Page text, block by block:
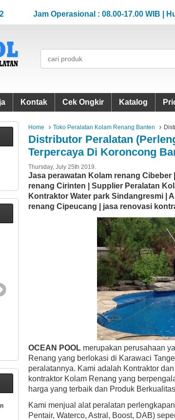
Jam Operasional : 08.00-17.00 WIB | Hub
Kontak Cek Ongkir Katalog
Home Toko Peralatan Kolam Renang Banten
Distributor Peralatan
Terpercaya Di Koroncong
Thursday, July 25th 2019.
Jasa perawatan Kolam renang
renang Cirinten | Supplier Peralatan
Kontraktor Water park Sindangresmi |
renang Cipeucang | jasa renovasi
OCEAN POOL merupakan perusahaan
Renang yang berlokasi di Karawaci
peralatannya. Kami adalah Kontraktor
kontraktor Kolam Renang yang
harga yang terbaik dan Produk
Kami menjual alat peralatan
Pentair, Waterco, Astral, Boost, DAB)
Inch Opening
Inlet Fitting
BEST SELLER
Hayward SP0583L30 AstroLite Pool Light,
Thermoplastic Face Rim, 120-Volt, 30-Foot
Cord
Rp (Hubungi CS)